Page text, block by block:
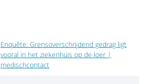
Enquête: Grensoverschrijdend gedrag ligt
vooral in het ziekenhuis op de loer |
medischcontact